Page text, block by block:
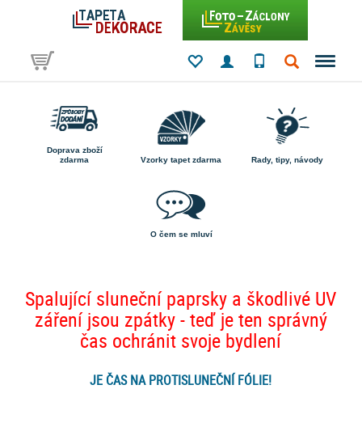
Doprava zboží
zdarma
Vzorky tapet zdarma Rady, tipy, návody
O čem se mluví
Spalující sluneční paprsky a škodlivé UV
záření jsou zpátky - teď je ten správný
čas ochránit svoje bydlení
JE ČAS NA PROTISLUNEČNÍ FÓLIE!